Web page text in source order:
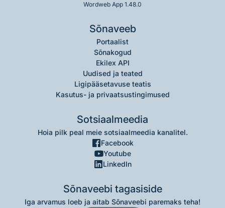
Wordweb App 1.48.0
Sõnaveeb
Portaalist
Sõnakogud
Ekilex API
Uudised ja teated
Ligipääsetavuse teatis
Kasutus- ja privaatsustingimused
Sotsiaalmeedia
Hoia pilk peal meie sotsiaalmeedia kanalitel.
Facebook
Youtube
LinkedIn
Sõnaveebi tagasiside
Iga arvamus loeb ja aitab Sõnaveebi paremaks teha!